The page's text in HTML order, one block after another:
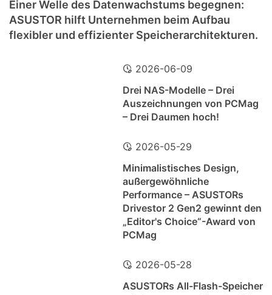
Einer Welle des Datenwachstums begegnen:
ASUSTOR hilft Unternehmen beim Aufbau
flexibler und effizienter Speicherarchitekturen.
2026-06-09
Drei NAS-Modelle – Drei
Auszeichnungen von PCMag
– Drei Daumen hoch!
2026-05-29
Minimalistisches Design,
außergewöhnliche
Performance – ASUSTORs
Drivestor 2 Gen2 gewinnt den
„Editor's Choice“-Award von
PCMag
2026-05-28
ASUSTORs All-Flash-Speicher